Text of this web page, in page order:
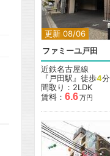
更新 08/06
ファミーユ戸田
近鉄名古屋線
『戸田駅』徒歩4分
間取り：2LDK
賃料： 6.6万円